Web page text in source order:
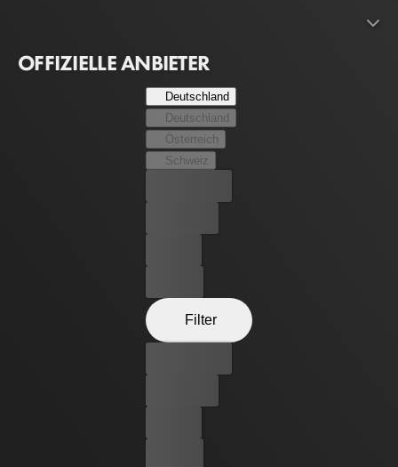
Erfüllung versprach – im Austausch für bedingungslosen
OFFIZIELLE ANBIETER
Deutschland
Deutschland
Österreich
Schweiz
Filter